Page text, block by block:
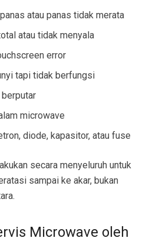
atau panas tidak merata
atau tidak menyala
error
tapi tidak berfungsi
microwave
diode, kapasitor, atau fuse
secara menyeluruh untuk
sampai ke akar, bukan
Microwave oleh